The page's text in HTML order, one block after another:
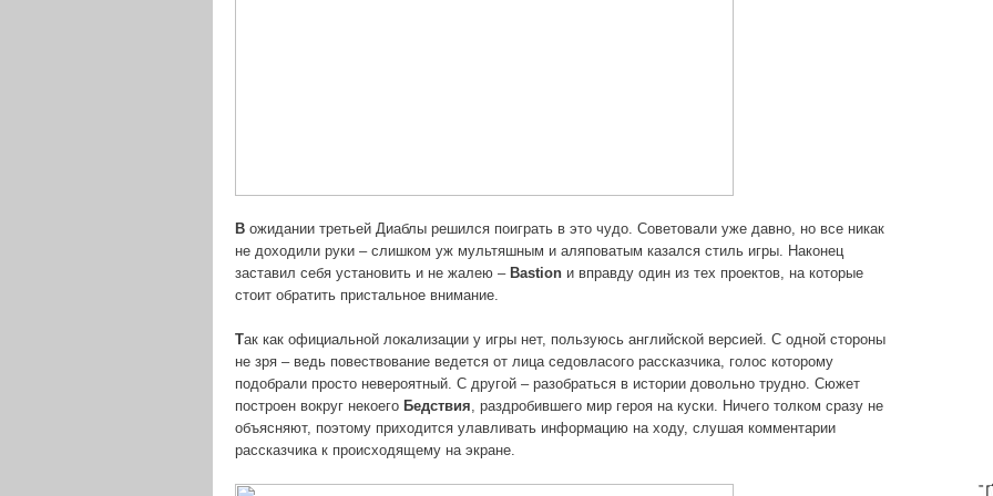
В ожидании третьей Диаблы решился поиграть в это чудо. Советовали уже давно, но все никак
не доходили руки – слишком уж мультяшным и аляповатым казался стиль игры. Наконец
заставил себя установить и не жалею – Bastion и вправду один из тех проектов, на которые
стоит обратить пристальное внимание.
Так как официальной локализации у игры нет, пользуюсь английской версией. С одной стороны
не зря – ведь повествование ведется от лица седовласого рассказчика, голос которому
подобрали просто невероятный. С другой – разобраться в истории довольно трудно. Сюжет
построен вокруг некоего Бедствия, раздробившего мир героя на куски. Ничего толком сразу не
объясняют, поэтому приходится улавливать информацию на ходу, слушая комментарии
рассказчика к происходящему на экране.